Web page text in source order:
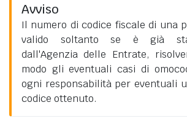
Avviso
Il numero di codice fiscale di una
valido soltanto se è già
dall'Agenzia delle Entrate,
modo gli eventuali casi di
ogni responsabilità per eventuali
codice ottenuto.